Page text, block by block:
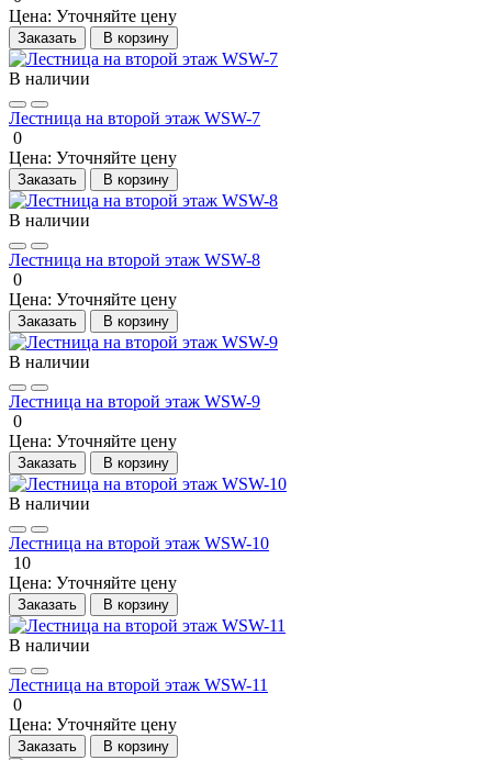
Цена: Уточняйте цену
Заказать В корзину
В наличии
Лестница на второй этаж WSW-7
0
Цена: Уточняйте цену
Заказать В корзину
В наличии
Лестница на второй этаж WSW-8
0
Цена: Уточняйте цену
Заказать В корзину
В наличии
Лестница на второй этаж WSW-9
0
Цена: Уточняйте цену
Заказать В корзину
В наличии
Лестница на второй этаж WSW-10
10
Цена: Уточняйте цену
Заказать В корзину
В наличии
Лестница на второй этаж WSW-11
0
Цена: Уточняйте цену
Заказать В корзину